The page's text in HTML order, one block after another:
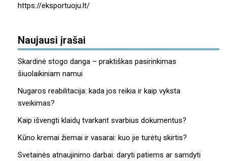
https://eksportuoju.lt/
Naujausi įrašai
Skardinė stogo danga – praktiškas pasirinkimas
šiuolaikiniam namui
Nugaros reabilitacija: kada jos reikia ir kaip vyksta
sveikimas?
Kaip išvengti klaidų tvarkant svarbius dokumentus?
Kūno kremai žiemai ir vasarai: kuo jie turėtų skirtis?
Svetainės atnaujinimo darbai: daryti patiems ar samdyti